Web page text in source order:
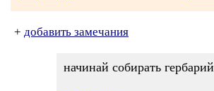
+ добавить замечания
начинай собирать гербарий